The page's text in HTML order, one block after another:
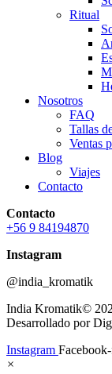
Ritual
Nosotros
FAQ
Tallas
Ventas
Blog
Viajes
Contacto
Contacto
+56 9 84194870
Instagram
@india_kromatik
India Kromatik©
Desarrollado por
Instagram
×